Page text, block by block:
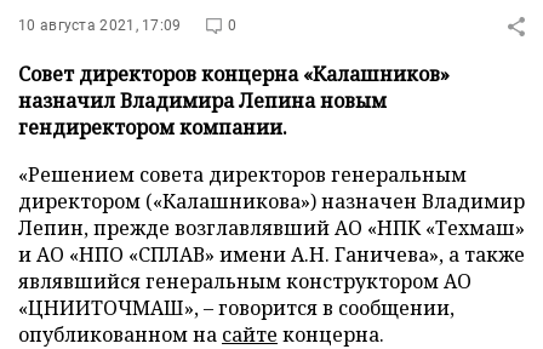
10 августа 2021, 17:09 0
Совет директоров концерна «Калашников»
назначил Владимира Лепина новым
гендиректором компании.
«Решением совета директоров генеральным
директором («Калашникова») назначен Владимир
Лепин, прежде возглавлявший АО «НПК «Техмаш»
и АО «НПО «СПЛАВ» имени А.Н. Ганичева», а также
являвшийся генеральным конструктором АО
«ЦНИИТОЧМАШ», – говорится в сообщении,
опубликованном на сайте концерна.